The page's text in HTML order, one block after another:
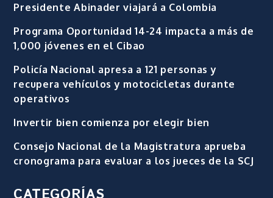
Presidente Abinader viajará a Colombia
Programa Oportunidad 14-24 impacta a más de
1,000 jóvenes en el Cibao
Policía Nacional apresa a 121 personas y
recupera vehículos y motocicletas durante
operativos
Invertir bien comienza por elegir bien
Consejo Nacional de la Magistratura aprueba
cronograma para evaluar a los jueces de la SCJ